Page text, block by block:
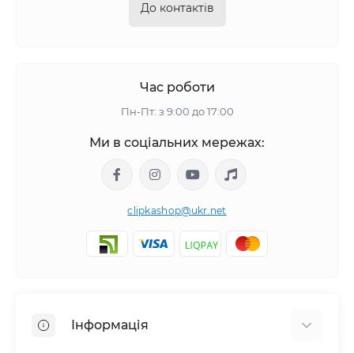
До контактів
Час роботи
Пн-Пт: з 9:00 до 17:00
Ми в соціальних мережах:
clipkashop@ukr.net
Інформація